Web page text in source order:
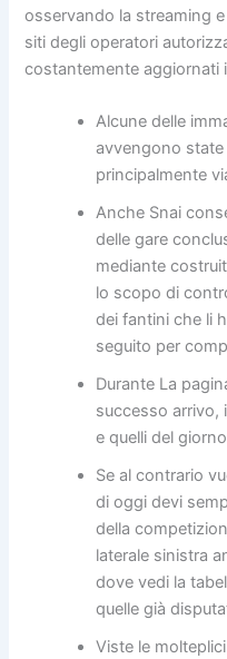
osservando la streaming
siti degli operatori
costantemente aggiornati
Alcune delle
avvengono state
principalmente
Anche Snai
delle gare
mediante
lo scopo di
dei fantini che li
seguito per
Durante La
successo arrivo,
e quelli del
Se al contrario
di oggi devi
della
laterale sinistra
dove vedi la
quelle già
Viste le